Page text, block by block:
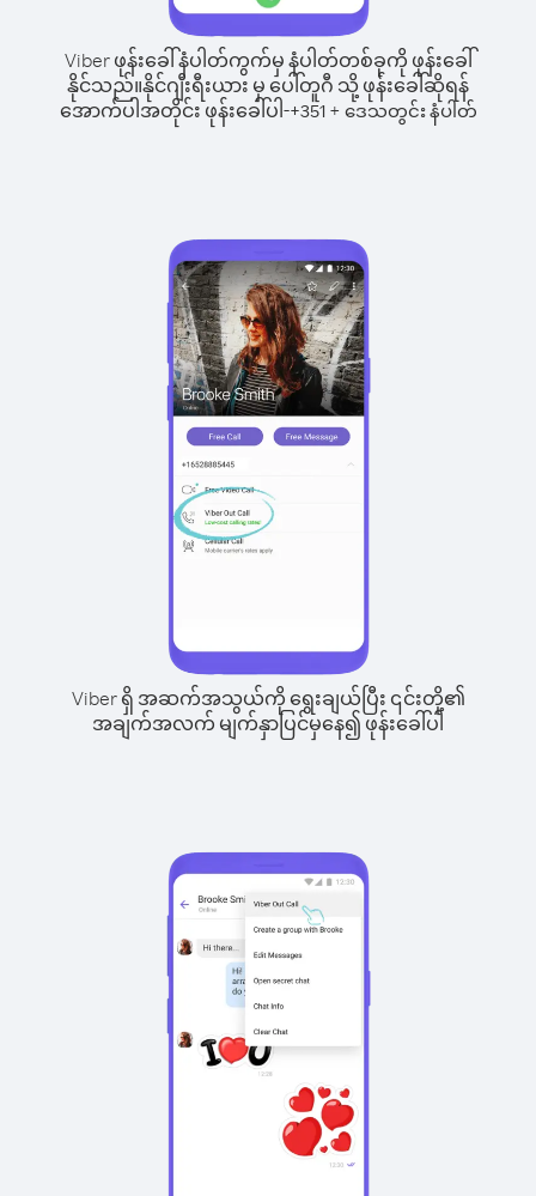
Viber ဖုန်းခေါ်နံပါတ်ကွက်မှ နံပါတ်တစ်ခုကို ဖုန်းခေါ်
နိုင်သည်။နိုင်ဂျီးရီးယား မှ ပေါ်တူဂီ သို့ ဖုန်းခေါ်ဆိုရန်
အောက်ပါအတိုင်း ဖုန်းခေါ်ပါ-+351+ ဒေသတွင်း နံပါတ်
Viber ရှိ အဆက်အသွယ်ကို ရွေးချယ်ပြီး ၎င်းတို့၏
အချက်အလက် မျက်နှာပြင်မှနေ၍ ဖုန်းခေါ်ပါ